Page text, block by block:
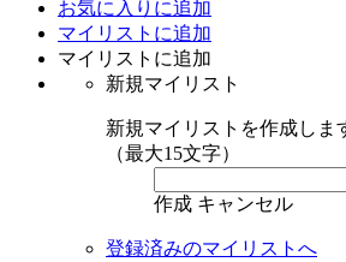
お気に入りに追加
マイリストに追加
マイリストに追加
新規マイリスト
新規マイリストを作成しま
（最大15文字）
作成 キャンセル
登録済みのマイリストへ